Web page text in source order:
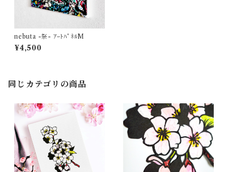
nebuta -祭- ｱｰﾄﾊﾟﾈﾙM
¥4,500
同じカテゴリの商品